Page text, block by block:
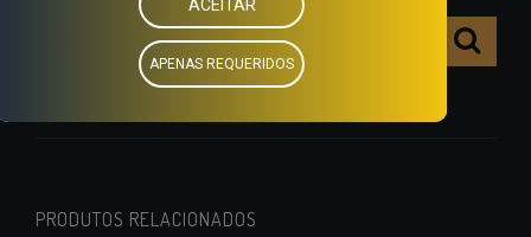
PRODUTOS RELACIONADOS